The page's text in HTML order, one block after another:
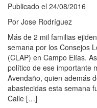
Publicado el 24/08/2016
Por Jose Rodríguez
Más de 2 mil familias
semana por los Consejos
(CLAP) en Campo Elías.
político de ese importante
Avendaño, quien además
abastecidas esta semana
Calle […]